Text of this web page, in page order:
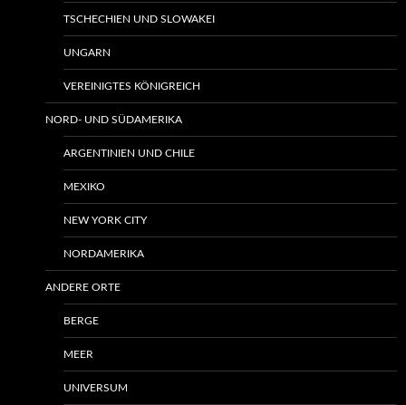
TSCHECHIEN UND SLOWAKEI
UNGARN
VEREINIGTES KÖNIGREICH
NORD- UND SÜDAMERIKA
ARGENTINIEN UND CHILE
MEXIKO
NEW YORK CITY
NORDAMERIKA
ANDERE ORTE
BERGE
MEER
UNIVERSUM